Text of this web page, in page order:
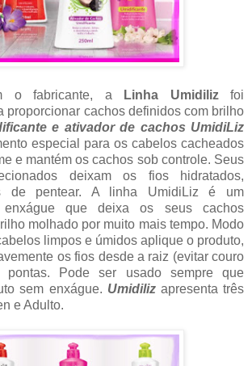
o fabricante, a Linha Umidilizfoi
proporcionar cachos definidos com brilho
e ativador de cachos UmidiLiz
especial para os cabelos cacheados
e mantém os cachos sob controle. Seus
deixam os fios hidratados,
de pentear. A linha UmidiLiz é um
enxágue que deixa os seus cachos
molhado por muito mais tempo. Modo
limpos e úmidos aplique o produto,
os fios desde a raiz (evitar couro
pontas. Pode ser usado sempre que
sem enxágue. Umidiliz apresenta três
e Adulto.